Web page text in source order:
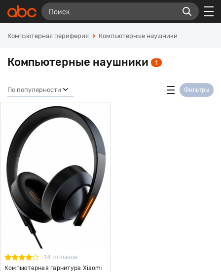
Компьютерная периферия Компьютерные наушники
Компьютерные наушники 1
По популярности Фильтры
14 отзывов
Компьютерная гарнитура Xiaomi